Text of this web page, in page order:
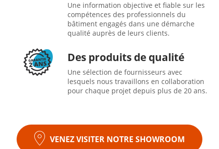
Une information objective et fiable sur les
compétences des professionnels du
bâtiment engagés dans une démarche
qualité auprès de leurs clients.
Des produits de qualité
Une sélection de fournisseurs avec
lesquels nous travaillons en collaboration
pour chaque projet depuis plus de 20 ans.
VENEZ VISITER NOTRE SHOWROOM